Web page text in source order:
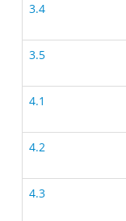
3.4
3.5
4.1
4.2
4.3